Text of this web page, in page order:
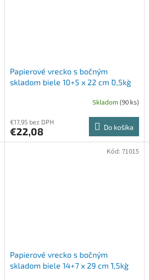
Papierové vrecko s bočným
skladom biele 10+5 x 22 cm `0,5kg`
Skladom (90 ks)
€17,95 bez DPH
€22,08 Do košíka
Papierové vrecko s bočným
skladom biele 14+7 x 29 cm `1,5kg`
Kód: 71015